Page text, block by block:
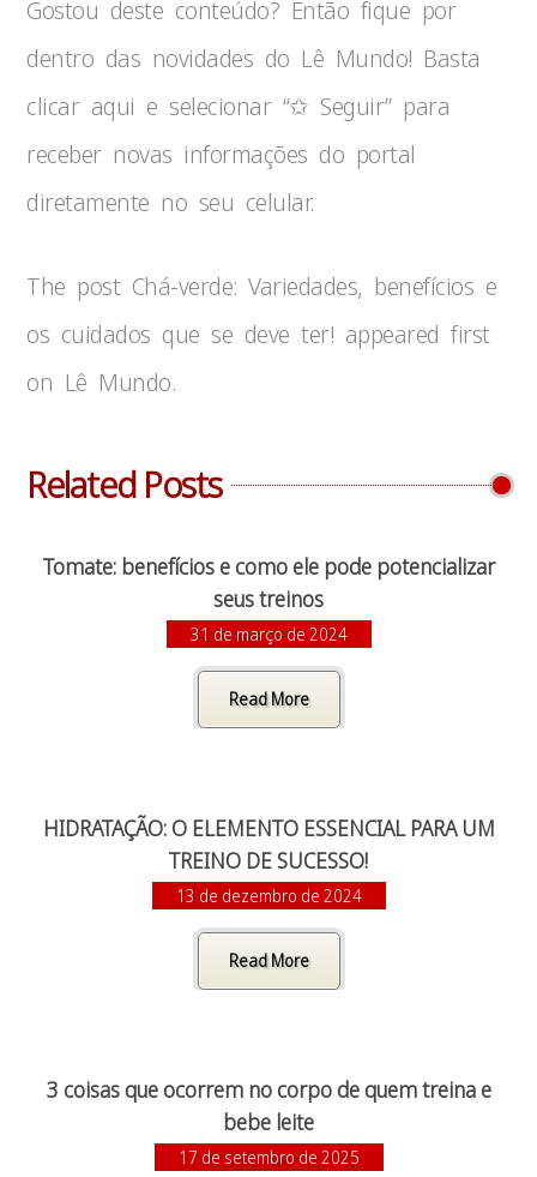
Gostou deste conteúdo? Então fique por
dentro das novidades do Lê Mundo! Basta
clicar aqui e selecionar “✩ Seguir” para
receber novas informações do portal
diretamente no seu celular.
The post Chá-verde: Variedades, benefícios e
os cuidados que se deve ter! appeared first
on Lê Mundo.
Related Posts
Tomate: benefícios e como ele pode potencializar
seus treinos
31 de março de 2024
Read More
HIDRATAÇÃO: O ELEMENTO ESSENCIAL PARA UM
TREINO DE SUCESSO!
13 de dezembro de 2024
Read More
3 coisas que ocorrem no corpo de quem treina e
bebe leite
17 de setembro de 2025